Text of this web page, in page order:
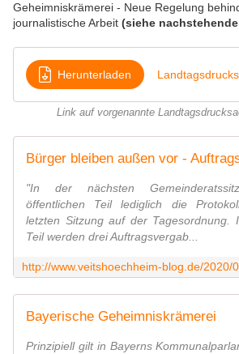
Geheimniskrämerei - Neue Regelung
journalistische Arbeit (siehe
Herunterladen
Link auf vorgenannte
"In der nächsten
öffentlichen Teil lediglich die
letzten Sitzung auf der Tagesordnung.
Teil werden drei Auftragsvergab...
Bayerische Geheimniskrämerei
Prinzipiell gilt in Bayerns